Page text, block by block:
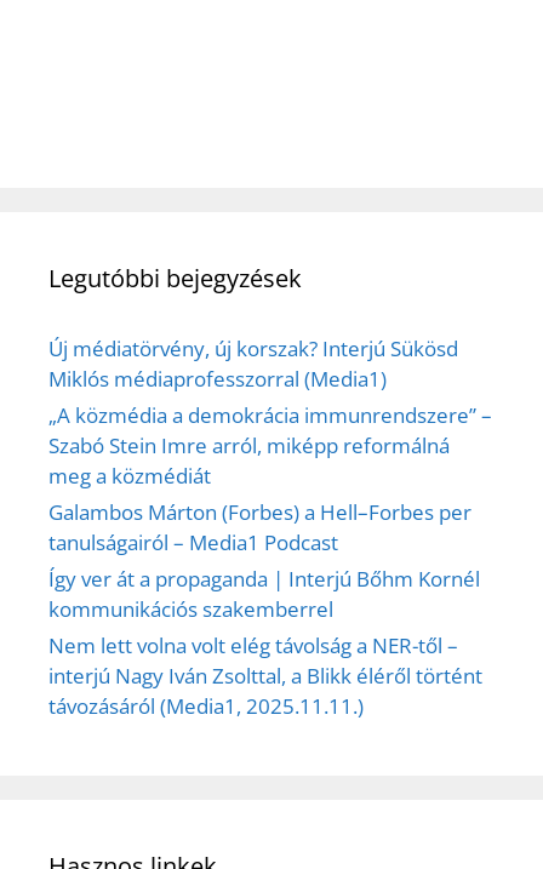
Legutóbbi bejegyzések
Új médiatörvény, új korszak? Interjú Sükösd
Miklós médiaprofesszorral (Media1)
„A közmédia a demokrácia immunrendszere” –
Szabó Stein Imre arról, miképp reformálná
meg a közmédiát
Galambos Márton (Forbes) a Hell–Forbes per
tanulságairól – Media1 Podcast
Így ver át a propaganda | Interjú Bőhm Kornél
kommunikációs szakemberrel
Nem lett volna volt elég távolság a NER-től –
interjú Nagy Iván Zsolttal, a Blikk éléről történt
távozásáról (Media1, 2025.11.11.)